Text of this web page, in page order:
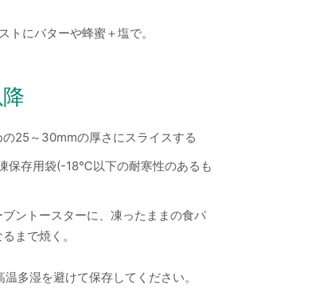
トにバターや蜂蜜＋塩で。
25～30mmの厚さにスライスする
保存用袋(-18℃以下の耐寒性のあるも
ントースターに、凍ったままの食パ
まで焼く。
多湿を避けて保存してください。